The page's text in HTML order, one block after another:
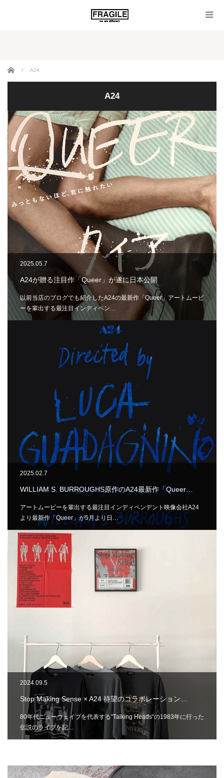
ホーム A24
A24
2025.05.7
A24が贈る注目作「Queer」が遂に日本公開
以前当店のブログでも紹介したA24の最新作「Queer」アートムービ
ーを輩出する最注目インディペン…
2025.02.7
WILLIAM S. BURROUGHS原作のA24最新作「Queer…
アートムービーを輩出する最注目インディペンデント映像会社A24
より最新作「Queer」が5月より日…
2024.09.5
Stop Making Sense × A24 待望のコラボレーション…
80年代ニューウェイブを代表する"Talking Heads"の1983年に行った
伝説のライブを記…